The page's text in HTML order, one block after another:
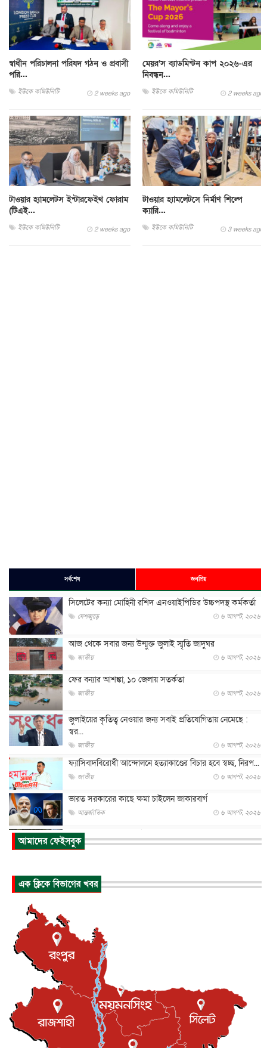
স্বাধীন পরিচালনা পরিষদ গঠন ও প্রবাসী
পরি...
ইউকে কমিউনিটি 2 weeks ago
মেয়র’স ব্যাডমিন্টন কাপ ২০২৬-এর
নিবন্ধন...
ইউকে কমিউনিটি 2 weeks ago
টাওয়ার হ্যামলেটস ইন্টারফেইথ ফোরাম
(টিএই...
ইউকে কমিউনিটি 2 weeks ago
টাওয়ার হ্যামলেটসে নির্মাণ শিল্পে
ক্যারি...
ইউকে কমিউনিটি 3 weeks ago
সর্বশেষ জনপ্রিয়
সিলেটের কন্যা মোহিনী রশিদ এনওয়াইপিডির উচ্চপদস্থ কর্মকর্তা
দেশজুড়ে ৬ আগস্ট, ২০২৬
আজ থেকে সবার জন্য উন্মুক্ত জুলাই স্মৃতি জাদুঘর
জাতীয় ৬ আগস্ট, ২০২৬
ফের বন্যার আশঙ্কা, ১০ জেলায় সতর্কতা
জাতীয় ৬ আগস্ট, ২০২৬
জুলাইয়ের কৃতিত্ব নেওয়ার জন্য সবাই প্রতিযোগিতায় নেমেছে :
স্বর...
জাতীয় ৬ আগস্ট, ২০২৬
ফ্যাসিবাদবিরোধী আন্দোলনে হত্যাকাণ্ডের বিচার হবে স্বচ্ছ, নিরপ...
জাতীয় ৬ আগস্ট, ২০২৬
ভারত সরকারের কাছে ক্ষমা চাইলেন জাকারবার্গ
আন্তর্জাতিক ৬ আগস্ট, ২০২৬
আকাশে ট্রাম্পের হেলিকপ্টার ও যাত্রীবাহী বিমান মুখোমুখি, তদন্...
আন্তর্জাতিক
আন্তর্জাতিক ৬ আগস্ট, ২০২৬
টি-টোয়েন্টি ইতিহাসের সর্বোচ্চ রানের মালিক এখন জস বাটলার
বস্তিতে কেটেছে শৈশব, আজ মুম্বাইয়ে দুই বাড়ির মালিক
বিনোদন ৬ আগস্ট, ২০২৬
যুক্তরাজ্যে বসবাসরত জাতীয়তাবাদী কুলাউড়াবাসীর মত বিনিময়
সভা...
ইউকে কমিউনিটি ৫ আগস্ট, ২০২৬
আমাদের ফেইসবুক
এক ক্লিকে বিভাগের খবর